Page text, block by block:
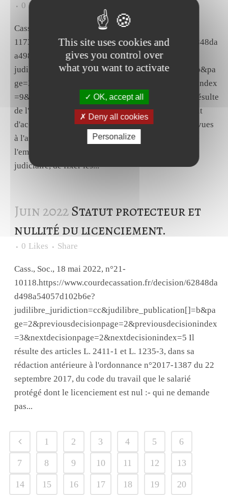
0 Likes
Cass., Soc., 18 mai 2022, n°21-
11737.https://www.courdecassation.fr/decision/62848da
a498a54057d102b6a?
judilibre_juridiction=cc&judilibre_publication[]=b&pa
ge=2&previousdecisionpage=1&previousdecisionindex
=9&nextdecisionpage=2&nextdecisionindex=1Il résulte
de l'article L. 2314-28 du code du travail qu'à défaut
d'accord satisfaisant aux conditions de validité prévues
à l'article L. 2314-6 du même code, il appartient à
l'employeur, en l'absence de saisine du tribunal
judiciaire, de fixer les...
Juin 2022Statut protecteur et
nullité du licenciement.
0 Likes Share
Cass., Soc., 18 mai 2022, n°21-
10118.https://www.courdecassation.fr/decision/62848da
d498a54057d102b6e?
judilibre_juridiction=cc&judilibre_publication[]=b&pa
ge=2&previousdecisionpage=2&previousdecisionindex
=3&nextdecisionpage=2&nextdecisionindex=5 Il
résulte des articles L. 2411-1 et L. 1235-3, dans sa
rédaction antérieure à l'ordonnance n°2017-1387 du 22
septembre 2017, du code du travail que le salarié
protégé dont le licenciement est nul :- qui ne demande
pas...
1 2 3 4 5 6
7 8 9 10 11 12 13
14 15 16 17 18 19 20
This site uses cookies and
gives you control over
what you want to activate
OK, accept all
Deny all cookies
Personalize